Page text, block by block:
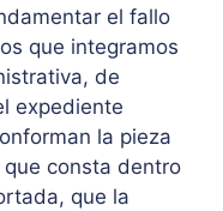
el fallo
que integramos
de
expediente
la pieza
consta dentro
que la